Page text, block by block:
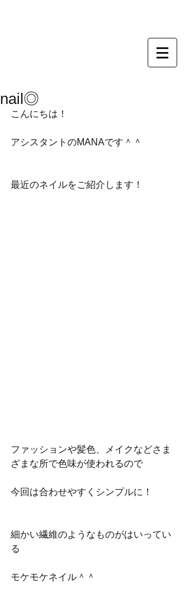
nail◎
こんにちは！
アシスタントのMANAです＾＾
最近のネイルをご紹介します！
ファッションや髪色、メイクなどさま
ざまな所で色味が使われるので
今回は合わせやすくシンプルに！
細かい繊維のようなものがはいってい
る
モケモケネイル＾＾